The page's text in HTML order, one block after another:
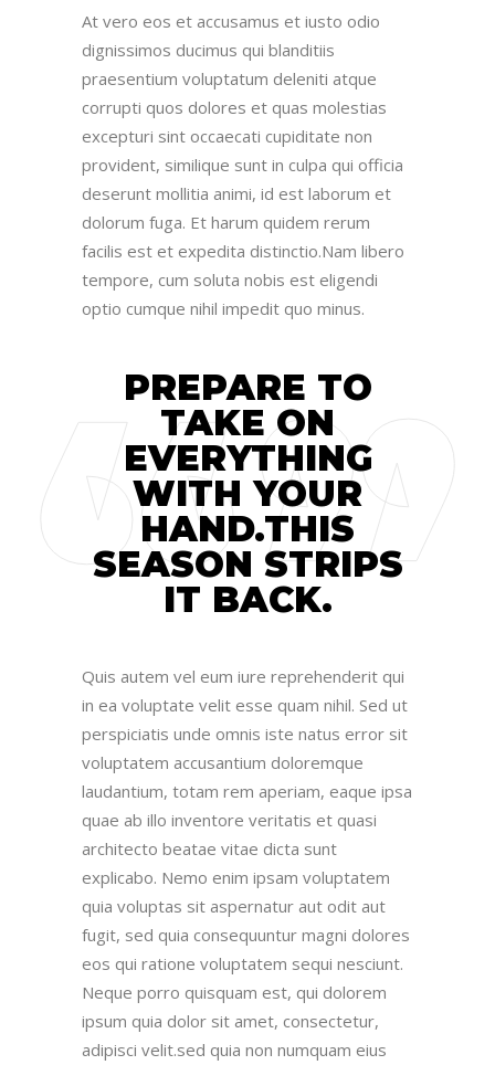
At vero eos et accusamus et iusto odio
dignissimos ducimus qui blanditiis
praesentium voluptatum deleniti atque
corrupti quos dolores et quas molestias
excepturi sint occaecati cupiditate non
provident, similique sunt in culpa qui officia
deserunt mollitia animi, id est laborum et
dolorum fuga. Et harum quidem rerum
facilis est et expedita distinctio.Nam libero
tempore, cum soluta nobis est eligendi
optio cumque nihil impedit quo minus.
PREPARE TO
TAKE ON
EVERYTHING
WITH YOUR
HAND.THIS
SEASON STRIPS
IT BACK.
Quis autem vel eum iure reprehenderit qui
in ea voluptate velit esse quam nihil. Sed ut
perspiciatis unde omnis iste natus error sit
voluptatem accusantium doloremque
laudantium, totam rem aperiam, eaque ipsa
quae ab illo inventore veritatis et quasi
architecto beatae vitae dicta sunt
explicabo. Nemo enim ipsam voluptatem
quia voluptas sit aspernatur aut odit aut
fugit, sed quia consequuntur magni dolores
eos qui ratione voluptatem sequi nesciunt.
Neque porro quisquam est, qui dolorem
ipsum quia dolor sit amet, consectetur,
adipisci velit.sed quia non numquam eius